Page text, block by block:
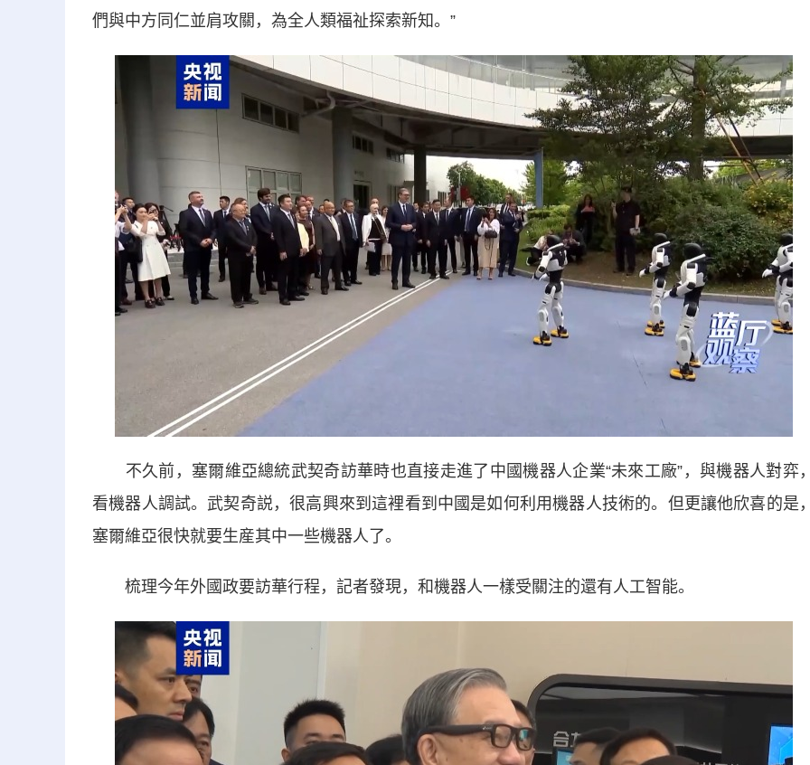
們與中方同仁並肩攻關，為全人類福祉探索新知。”
不久前，塞爾維亞總統武契奇訪華時也直接走進了中國機器人企業“未來工廠”，與機器人對弈
看機器人調試。武契奇説，很高興來到這裡看到中國是如何利用機器人技術的。但更讓他欣喜的是
塞爾維亞很快就要生産其中一些機器人了。
梳理今年外國政要訪華行程，記者發現，和機器人一樣受關注的還有人工智能。